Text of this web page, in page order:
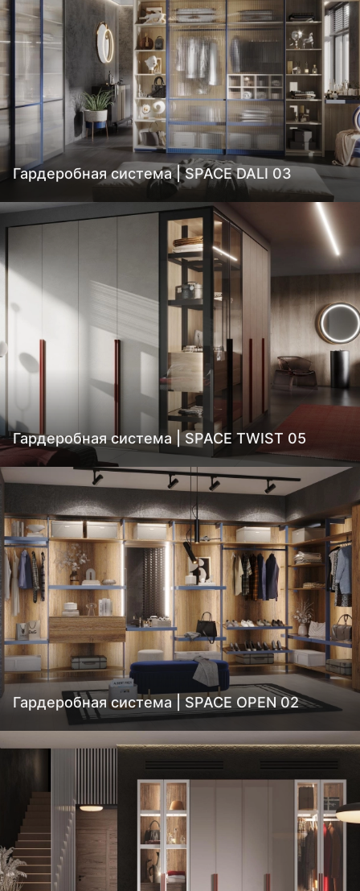
Гардеробная система | SPACE DALI 03
Гардеробная система | SPACE TWIST 05
Гардеробная система | SPACE OPEN 02